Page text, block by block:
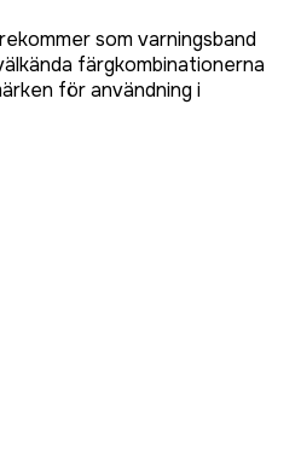
som varningsband
färgkombinationerna
för användning i